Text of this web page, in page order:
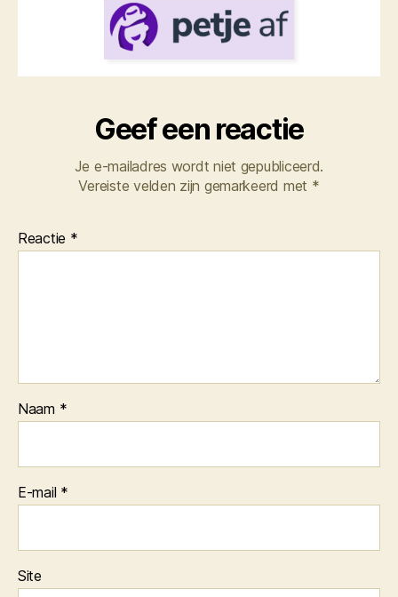
Geef een reactie
Je e-mailadres wordt niet gepubliceerd.
Vereiste velden zijn gemarkeerd met *
Reactie *
Naam *
E-mail *
Site